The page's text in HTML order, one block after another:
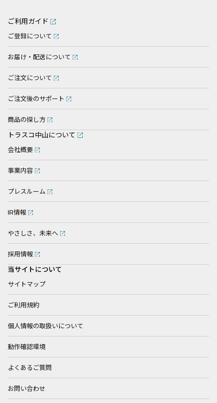
ご利用ガイド
ご登録について
お届け・配送について
ご注文について
ご注文後のサポート
商品の探し方
トラスコ中山について
会社概要
事業内容
プレスルーム
IR情報
やさしさ、未来へ
採用情報
当サイトについて
サイトマップ
ご利用規約
個人情報の取扱いについて
動作確認環境
よくあるご質問
お問い合わせ